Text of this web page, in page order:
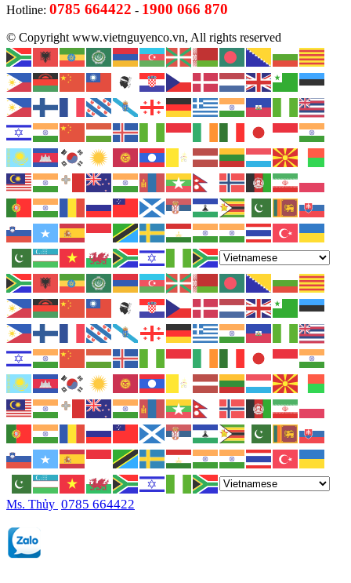
Hotline: 0785 664422 - 1900 066 870
© Copyright www.vietnguyenco.vn, All rights reserved
Ms. Thủy 0785 664422